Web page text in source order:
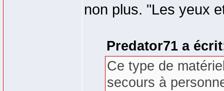
non plus. "Les yeux
Predator71 a
Ce type de
secours à